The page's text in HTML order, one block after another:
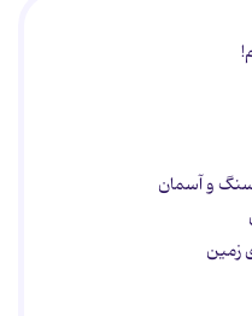
سنگ و آسمان
زمین